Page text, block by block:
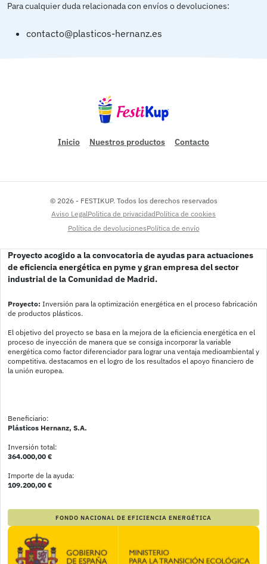
Para cualquier duda relacionada con envíos o devoluciones:
contacto@plasticos-hernanz.es
Inicio Nuestros productos Contacto
© 2026 - FESTIKUP. Todos los derechos reservados
Pie de página
Aviso LegalPolitica de privacidadPolítica de cookies
Política de devolucionesPolítica de envío
Proyecto acogido a la convocatoria de ayudas para actuaciones
de eficiencia energética en pyme y gran empresa del sector
industrial de la Comunidad de Madrid.
Proyecto: Inversión para la optimización energética en el proceso fabricación
de productos plásticos.
El objetivo del proyecto se basa en la mejora de la eficiencia energética en el
proceso de inyección de manera que se consiga incorporar la variable
energética como factor diferenciador para lograr una ventaja medioambiental y
competitiva. destacamos en el logro de los resultados el apoyo financiero de
la unión europea.
Beneficiario:
Plásticos Hernanz, S.A.
Inversión total:
364.000,00 €
Importe de la ayuda:
109.200,00 €
FONDO NACIONAL DE EFICIENCIA ENERGÉTICA
Imagen